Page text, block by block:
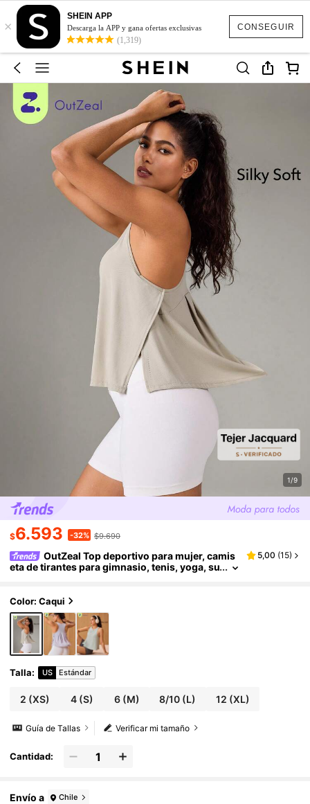
CONSEGUIR
×
SHEIN APP
Descarga la APP y gana ofertas exclusivas
(1,319)
1/9
$6.593 -32% $9.690
OutZeal Top deportivo para mujer, camis
eta de tirantes para gimnasio, tenis, yoga, su
5,00 (15)
Color: Caqui
Talla: US Estándar
2 (XS) 4(S) 6(M) 8/10 (L) 12 (XL)
Verificar mi tamaño
Guía de Tallas
Cantidad:
Envío a Chile